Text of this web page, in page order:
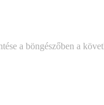
a böngészőben a